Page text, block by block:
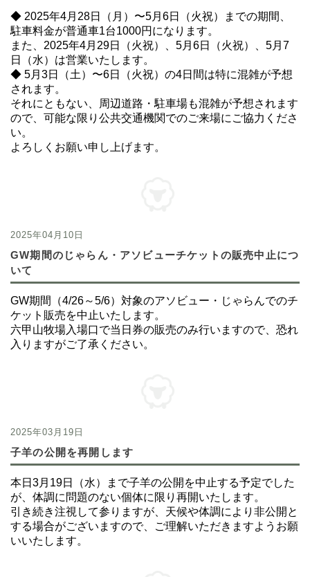
◆ 2025年4月28日（月）〜5月6日（火祝）までの期間、
駐車料金が普通車1台1000円になります。
また、2025年4月29日（火祝）、5月6日（火祝）、5月7
日（水）は営業いたします。
◆ 5月3日（土）〜6日（火祝）の4日間は特に混雑が予想
されます。
それにともない、周辺道路・駐車場も混雑が予想されます
ので、可能な限り公共交通機関でのご来場にご協力くださ
い。
よろしくお願い申し上げます。
2025年04月10日
GW期間のじゃらん・アソビューチケットの販売中止につ
いて
GW期間（4/26～5/6）対象のアソビュー・じゃらんでのチ
ケット販売を中止いたします。
六甲山牧場入場口で当日券の販売のみ行いますので、恐れ
入りますがご了承ください。
2025年03月19日
子羊の公開を再開します
本日3月19日（水）まで子羊の公開を中止する予定でした
が、体調に問題のない個体に限り再開いたします。
引き続き注視して参りますが、天候や体調により非公開と
する場合がございますので、ご理解いただきますようお願
いいたします。